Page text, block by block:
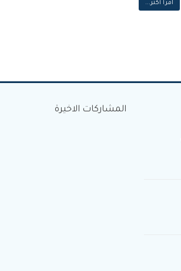
اقرأ أكثر...
المشاركات الاخيرة